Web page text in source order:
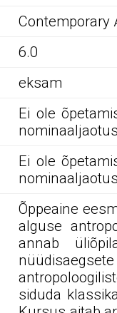
Contemporary
6.0
eksam
Ei ole
Ei ole
Õppeaine
alguse
annab
nüüdisaegsete
siduda